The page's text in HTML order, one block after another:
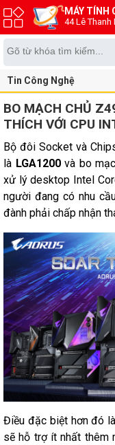
MÁY TÍNH
44 Lê Thanh
Tin Công Nghệ
BO MẠCH CHỦ
THÍCH VỚI CPU
Bộ đôi Socket và
là LGA1200và bo
xử lý desktop Intel
người đang có nhu
đành phải chấp nhận
Điều đặc biệt hơn đó
sẽ hỗ trợ ít nhất thêm